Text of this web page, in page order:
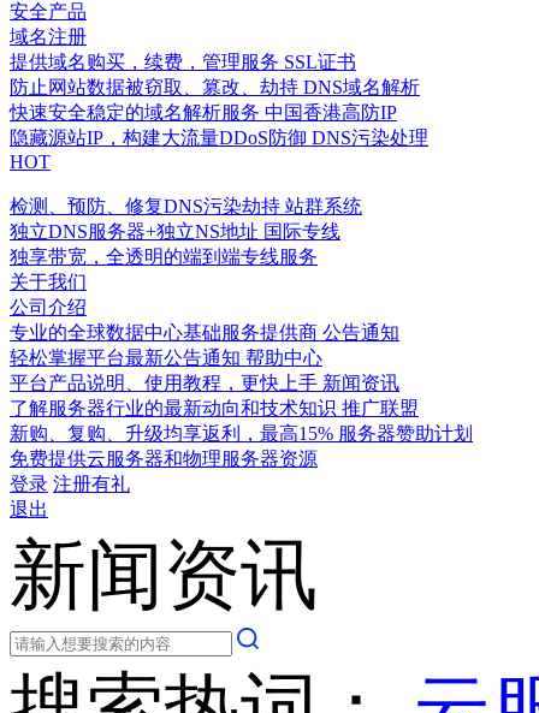
安全产品
域名注册
提供域名购买，续费，管理服务 SSL证书
防止网站数据被窃取、篡改、劫持 DNS域名解析
快速安全稳定的域名解析服务 中国香港高防IP
隐藏源站IP，构建大流量DDoS防御 DNS污染处理
HOT
检测、预防、修复DNS污染劫持 站群系统
独立DNS服务器+独立NS地址 国际专线
独享带宽，全透明的端到端专线服务
关于我们
公司介绍
专业的全球数据中心基础服务提供商 公告通知
轻松掌握平台最新公告通知 帮助中心
平台产品说明、使用教程，更快上手 新闻资讯
了解服务器行业的最新动向和技术知识 推广联盟
新购、复购、升级均享返利，最高15% 服务器赞助计划
免费提供云服务器和物理服务器资源
登录 注册有礼
退出
新闻资讯